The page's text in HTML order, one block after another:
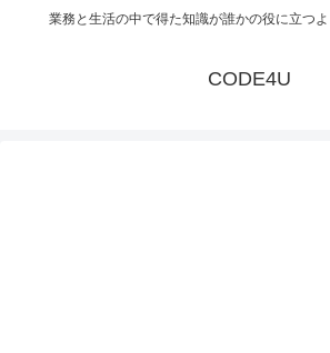
業務と生活の中で得た知識が誰かの役に立つ
CODE4U